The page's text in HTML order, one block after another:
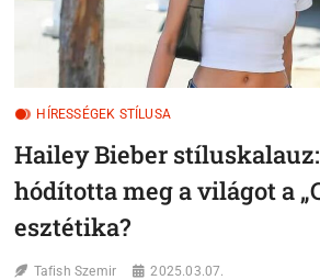
HÍRESSÉGEK STÍLUSA
Hailey Bieber
hódította meg a világot a
esztétika?
Tafish Szemir 2025.03.07.